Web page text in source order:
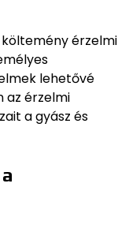
érzelmi
lehetővé
az érzelmi
a gyász és